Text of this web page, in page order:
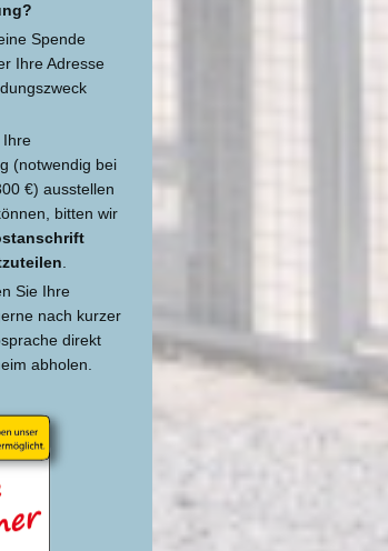
Spende
Ihre Adresse
Ihre
(notwendig bei
€) ausstellen
bitten wir
Sie Ihre
nach kurzer
direkt
abholen.